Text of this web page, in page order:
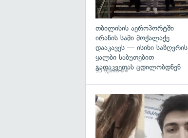
თბილისის აეროპორტში
ირანის სამი მოქალაქე
დააკავეს — ისინი საზღვრის
ყალბი საბუთებით
გადაკვეთას ცდილობდნენ
35 წუთის წინ